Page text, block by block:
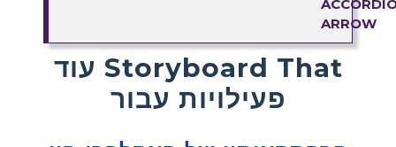
עוד Storyboard That
פעילויות עבור